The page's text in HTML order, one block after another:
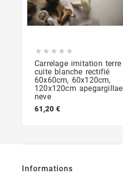
    
Carrelage imitation terre
cuite blanche rectifié
60x60cm, 60x120cm,
120x120cm apegargillae
neve
61,20 €
Informations